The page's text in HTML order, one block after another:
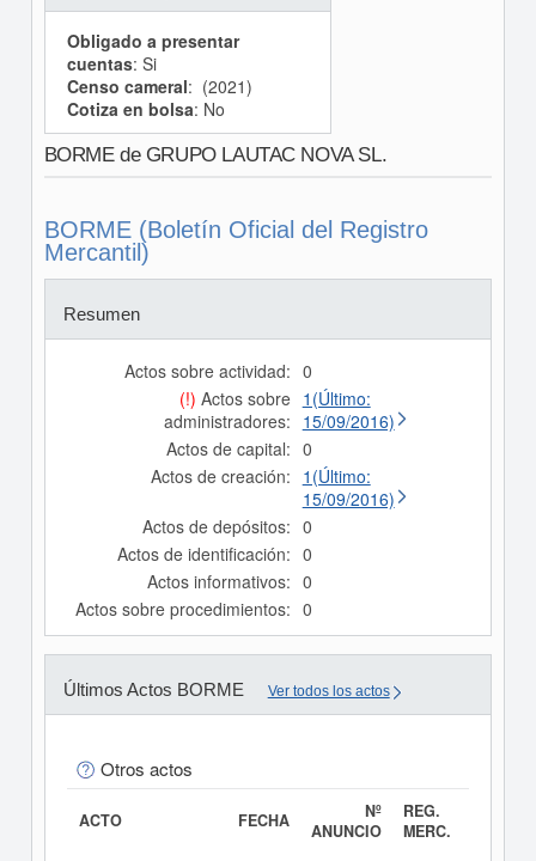
Obligado a presentar
cuentas: Si
Censo cameral: (2021)
Cotiza en bolsa: No
BORME de GRUPO LAUTAC NOVA SL.
BORME (Boletín Oficial del Registro
Mercantil)
Resumen
Actos sobre actividad: 0
(!) Actos sobre
administradores:
1(Último:
15/09/2016)
Actos de capital: 0
Actos de creación: 1(Último:
15/09/2016)
Actos de depósitos: 0
Actos de identificación: 0
Actos informativos: 0
Actos sobre procedimientos: 0
Últimos Actos BORME Ver todos los actos
Otros actos
ACTO FECHA
Nº
ANUNCIO
REG.
MERC.